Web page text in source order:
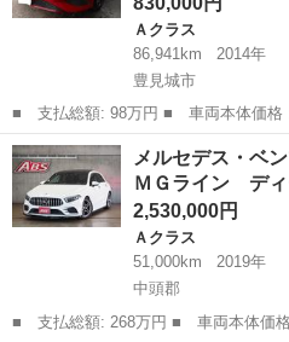
Ａクラス
86,941km
2014年
豊見城市
■ 支払総額: 98万円 ■ 車両本体価格： 830,000 円 ■ メーカー
名： メルセデス・ベンツ ■ 車種
名： Ａ１８０ ＣＤ再生・レッド・
グ・パワーウィンドウ ...
沖縄 豊見城市 Ａクラス
メルセデス・ベ
ＭＧライン デ
2,530,000円
Ａクラス
51,000km
2019年
中頭郡
■ 支払総額: 268万円 ■ 車両本体価格： 2,530,000 円 ■ メーカー